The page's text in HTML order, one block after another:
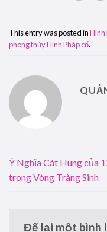
This entry was posted inHình
phong thủy Hình Pháp cổ.
Ý Nghĩa Cát Hung của
trong Vòng Tràng Sinh
Để lại một bình